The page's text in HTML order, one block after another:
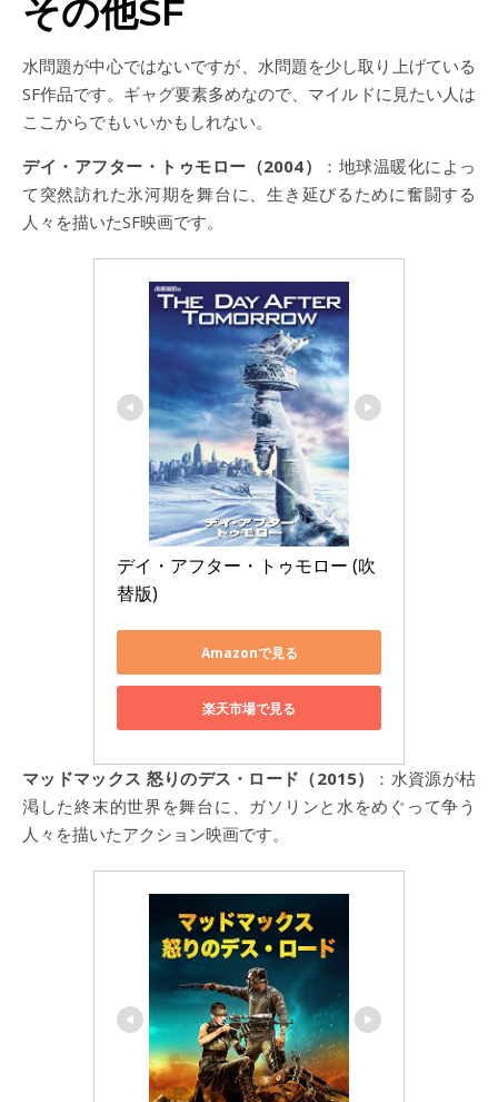
その他SF
水問題が中心ではないですが、水問題を少し取り上げている
SF作品です。ギャグ要素多めなので、マイルドに見たい人は
ここからでもいいかもしれない。
デイ・アフター・トゥモロー（2004）
：地球温暖化によっ
て突然訪れた氷河期を舞台に、生き延びるために奮闘する
人々を描いたSF映画です。
デイ・アフター・トゥモロー (吹
替版)
Amazonで見る
楽天市場で見る
マッドマックス 怒りのデス・ロード（2015）
：水資源が枯
渇した終末的世界を舞台に、ガソリンと水をめぐって争う
人々を描いたアクション映画です。